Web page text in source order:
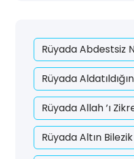
Rüyada Abdestsiz
Rüyada
Rüyada Allah ’ı
Rüyada Altın